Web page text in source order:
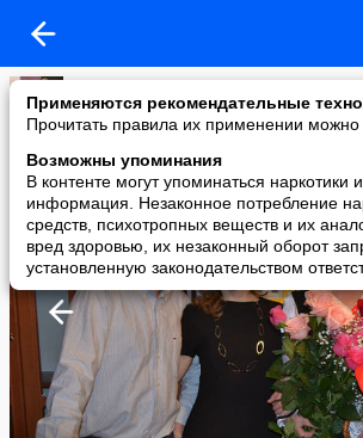
Применяются рекомендательные
Прочитать правила их применении можно
Возможны упоминания
В контенте могут упоминаться наркотики
информация. Незаконное потребление
средств, психотропных веществ и их
вред здоровью, их незаконный оборот
установленную законодательством
Людмилка
added a photo
09 Oct в 11:10